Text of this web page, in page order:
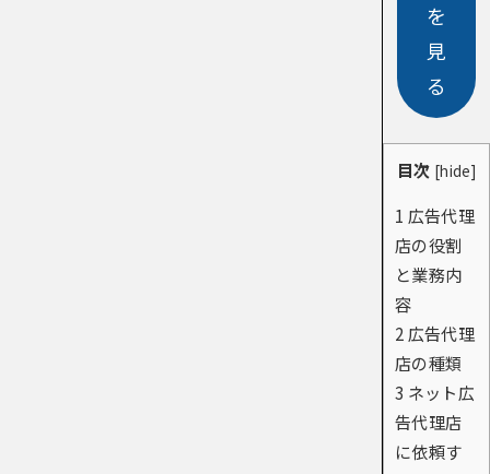
を
見
る
目次 [hide]
1 広告代理
店の役割
と業務内
容
2 広告代理
店の種類
3 ネット広
告代理店
に依頼す